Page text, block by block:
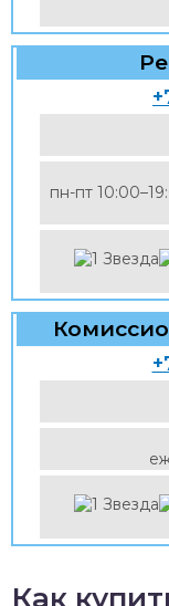
пн-пт
Как